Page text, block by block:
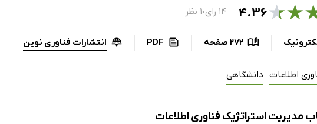
★
★۴.۳۶ ۱۴ رای ● ۱ نظر
272 صفحه PDF انتشارات فناوری نوین
اطلاعات دانشگاهی
مدیریت استراتژیک فناوری اطلاعات